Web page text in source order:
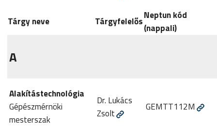
Tárgy neve TárgyfelelősNeptun kód
(nappali)
A
Alakítástechnológia
Gépészmérnöki
mesterszak
Dr. Lukács
Zsolt
GEMTT112M